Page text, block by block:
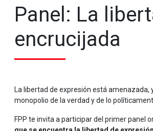
Panel: La
encrucijada
La libertad de expresión está amenazada,
monopolio de la verdad y de lo
FPP te invita a participar del primer panel